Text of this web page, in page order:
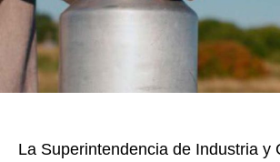
La Superintendencia de Industria y